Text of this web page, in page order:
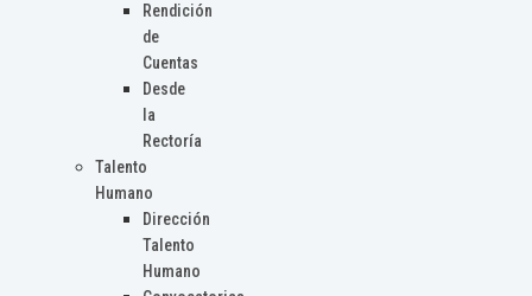
Rendición
de
Cuentas
Desde
la
Rectoría
Talento
Humano
Dirección
Talento
Humano